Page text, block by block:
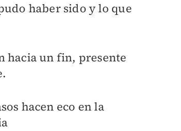
haber sido y lo que
hacia un fin, presente
hacen eco en la